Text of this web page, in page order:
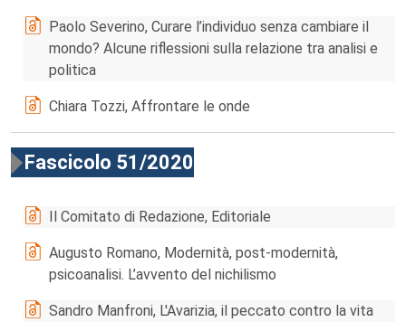
Paolo Severino, Curare l’individuo senza cambiare il
mondo? Alcune riflessioni sulla relazione tra analisi e
politica
Chiara Tozzi, Affrontare le onde
Fascicolo 51/2020
Il Comitato di Redazione, Editoriale
Augusto Romano, Modernità, post-modernità,
psicoanalisi. L’avvento del nichilismo
Sandro Manfroni, L'Avarizia, il peccato contro la vita